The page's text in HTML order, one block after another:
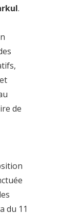
.
de
du 11